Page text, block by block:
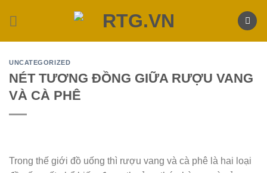
UNCATEGORIZED
NÉT TƯƠNG ĐỒNG GIỮA RƯỢU VANG
VÀ CÀ PHÊ
Trong thế giới đồ uống thì rượu vang và cà phê là hai loại